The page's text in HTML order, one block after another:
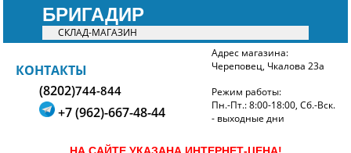
БРИГАДИР
СКЛАД-МАГАЗИН
БРИГАДИР
КОНТАКТЫ
(8202)744-844
+7 (962)-667-48-44
Адрес магазина:
Череповец, Чкалова 23а
Режим работы:
Пн.-Пт.: 8:00-18:00, Сб.-Вск.
- выходные дни